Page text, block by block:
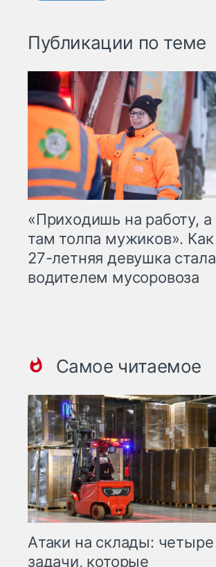
Публикации по теме
«Приходишь на работу, а
там толпа мужиков». Как
27-летняя девушка стала
водителем мусоровоза
Самое читаемое
Атаки на склады: четыре
задачи, которые